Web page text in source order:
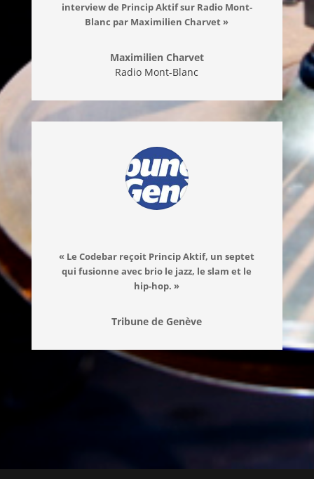
interview de Princip Aktif sur Radio Mont-
Blanc par Maximilien Charvet »
Maximilien Charvet
Radio Mont-Blanc
« Le Codebar reçoit Princip Aktif, un septet
qui fusionne avec brio le jazz, le slam et le
hip-hop. »
Tribune de Genève